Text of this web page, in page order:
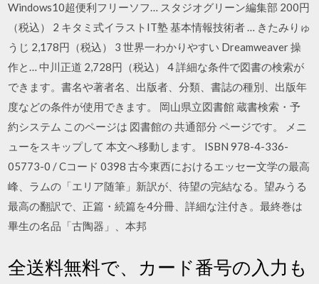
Windows10超便利フリーソフ… スタジオグリーン編集部 200円
（税込） 2 キタミ式イラストIT塾 基本情報技術者 … きたみりゅ
うじ 2,178円（税込） 3 世界一わかりやすい Dreamweaver 操
作と… 中川正道 2,728円（税込） 4 詳細な条件で図書の検索が
できます。書名や著者名、出版者、分類、書誌の種別、出版年
度などの条件が使用できます。 岡山県立図書館 蔵書検索・予
約システム このページは 図書館の 共通部分 ページです。 メニ
ューをスキップして 本文へ移動します。 ISBN 978-4-336-
05773-0 / Cコード 0398 古今東西におけるエッセー文学の最高
峰、ラムの「エリア随筆」新訳が、待望の完結なる。望みうる
最高の翻訳で、正篇・続篇を4分冊、詳細な注付き。最終巻は
畢生の名品「古陶器」、本邦
全送料無料で、カード番号の入力も